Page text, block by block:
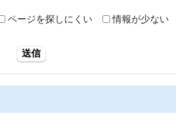
ページを探しにくい 情報が少ない
送信